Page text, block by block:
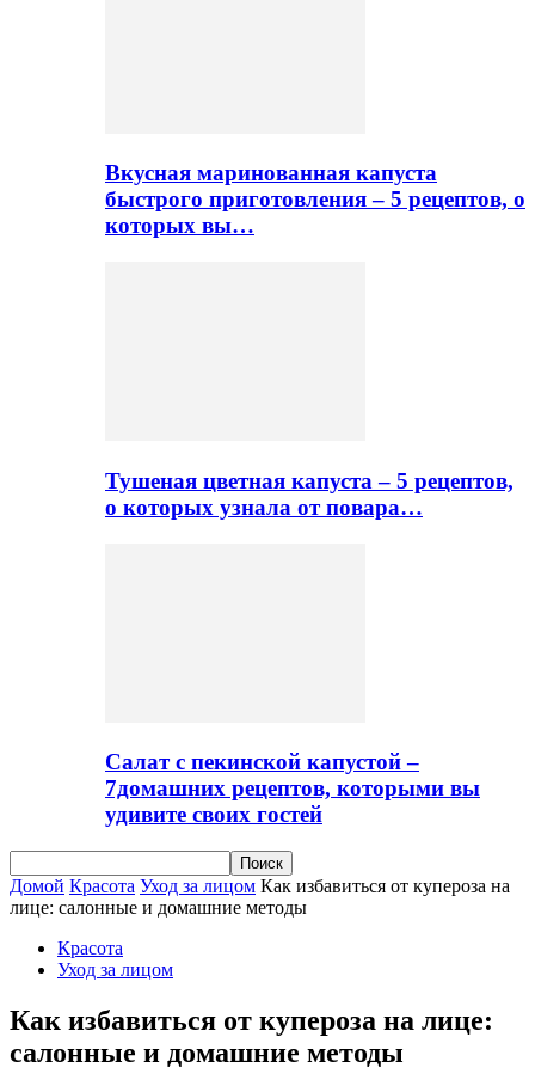
Вкусная маринованная капуста
быстрого приготовления – 5 рецептов, о
которых вы…
Тушеная цветная капуста – 5 рецептов,
о которых узнала от повара…
Салат с пекинской капустой –
7домашних рецептов, которыми вы
удивите своих гостей
Домой Красота Уход за лицом Как избавиться от купероза на
лице: салонные и домашние методы
Красота
Уход за лицом
Как избавиться от купероза на лице:
салонные и домашние методы